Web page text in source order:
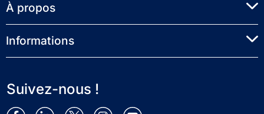
À propos
Informations
Suivez-nous !